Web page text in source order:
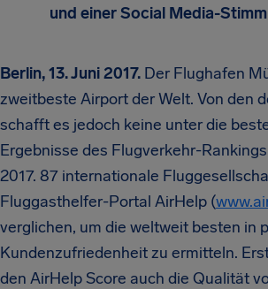
und einer Social Media-
Berlin, 13. Juni 2017. Der Flughafen
zweitbeste Airport der Welt. Von den
schafft es jedoch keine unter die
Ergebnisse des Flugverkehr-
2017. 87 internationale
Fluggasthelfer-Portal AirHelp (
verglichen, um die weltweit besten in
Kundenzufriedenheit zu ermitteln.
den AirHelp Score auch die Qualität